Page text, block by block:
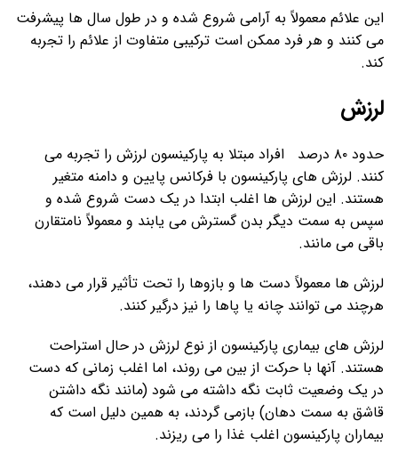
این علائم معمولاً به آرامی شروع شده و در طول سال ها پیشرفت
می کنند و هر فرد ممکن است ترکیبی متفاوت از علائم را تجربه
کند.
لرزش
حدود ۸۰ درصد افراد مبتلا به پارکینسون لرزش را تجربه می
کنند. لرزش های پارکینسون با فرکانس پایین و دامنه متغیر
هستند. این لرزش ها اغلب ابتدا در یک دست شروع شده و
سپس به سمت دیگر بدن گسترش می یابند و معمولاً نامتقارن
باقی می مانند.
لرزش ها معمولاً دست ها و بازوها را تحت تأثیر قرار می دهند،
هرچند می توانند چانه یا پاها را نیز درگیر کنند.
لرزش های بیماری پارکینسون از نوع لرزش در حال استراحت
هستند. آنها با حرکت از بین می روند، اما اغلب زمانی که دست
در یک وضعیت ثابت نگه داشته می شود (مانند نگه داشتن
قاشق به سمت دهان) بازمی گردند، به همین دلیل است که
بیماران پارکینسون اغلب غذا را می ریزند.